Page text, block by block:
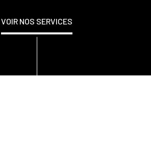
VOIR NOS SERVICES